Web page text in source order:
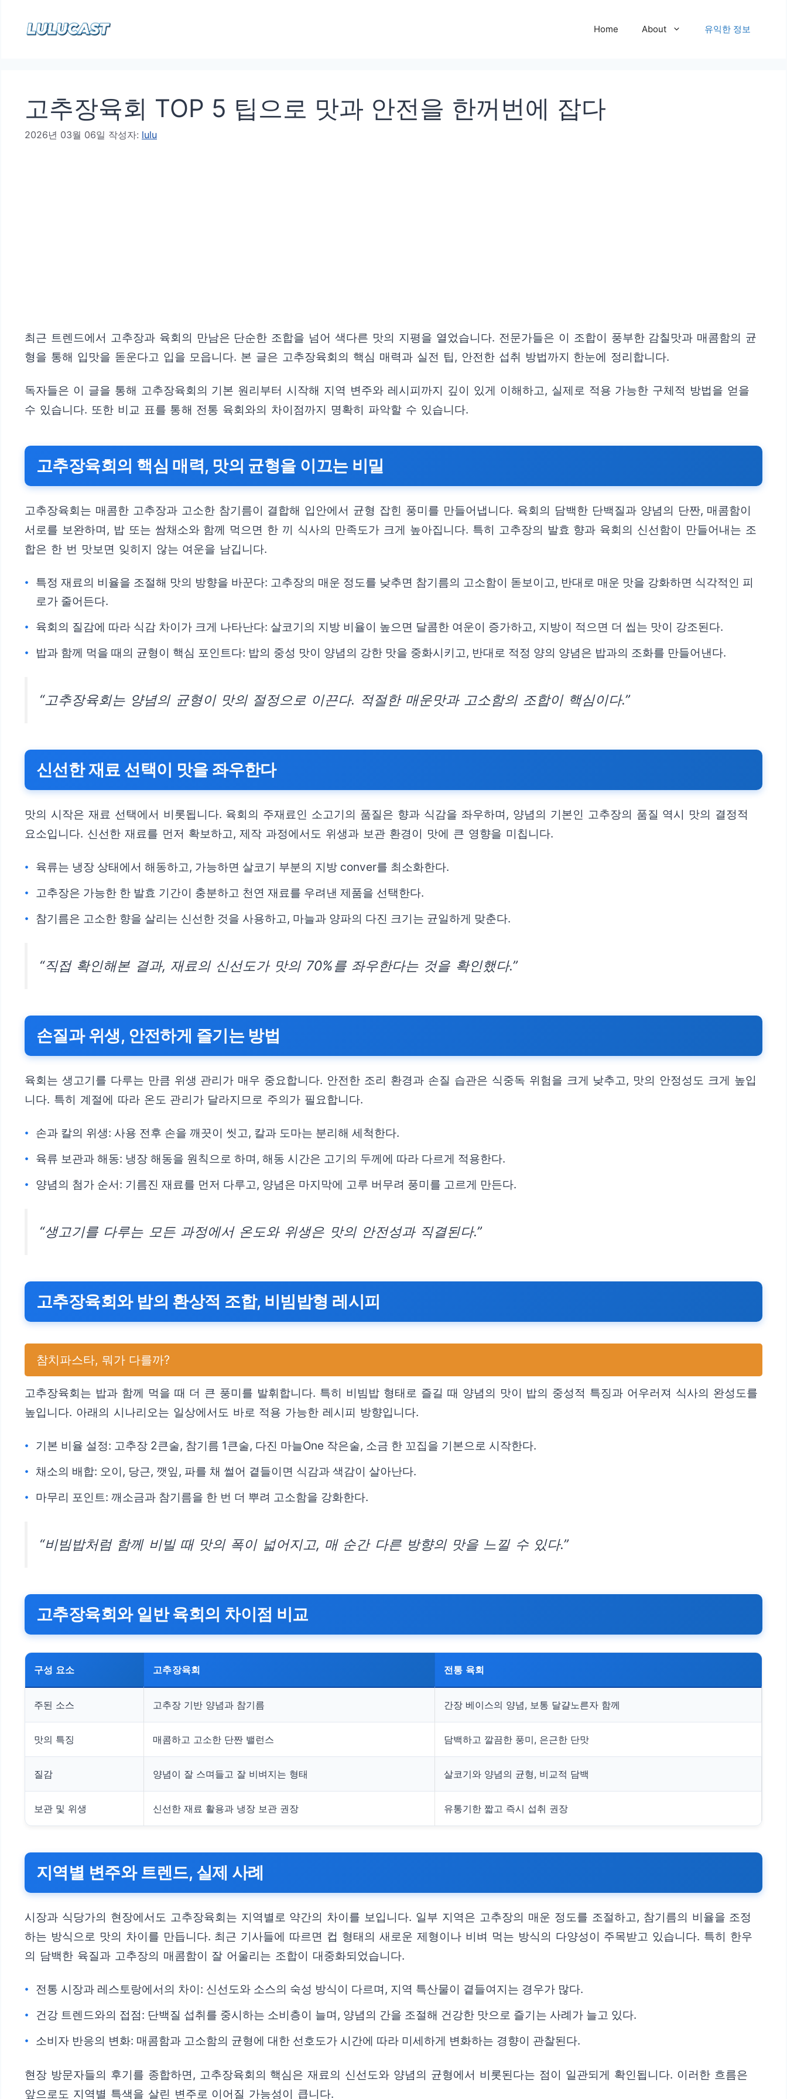
Home About 유익한 정보
고추장육회 TOP 5 팁으로 맛과 안전을 한꺼번에 잡다
2026년 03월 06일 작성자: lulu
최근 트렌드에서 고추장과 육회의 만남은 단순한 조합을 넘어 색다른 맛의 지평을 열었습니다. 전문가들은 이 조합이 풍부한 감칠맛과 매콤함의 균
형을 통해 입맛을 돋운다고 입을 모읍니다. 본 글은 고추장육회의 핵심 매력과 실전 팁, 안전한 섭취 방법까지 한눈에 정리합니다.
독자들은 이 글을 통해 고추장육회의 기본 원리부터 시작해 지역 변주와 레시피까지 깊이 있게 이해하고, 실제로 적용 가능한 구체적 방법을 얻을
수 있습니다. 또한 비교 표를 통해 전통 육회와의 차이점까지 명확히 파악할 수 있습니다.
고추장육회의 핵심 매력, 맛의 균형을 이끄는 비밀
고추장육회는 매콤한 고추장과 고소한 참기름이 결합해 입안에서 균형 잡힌 풍미를 만들어냅니다. 육회의 담백한 단백질과 양념의 단짠, 매콤함이
서로를 보완하며, 밥 또는 쌈채소와 함께 먹으면 한 끼 식사의 만족도가 크게 높아집니다. 특히 고추장의 발효 향과 육회의 신선함이 만들어내는 조
합은 한 번 맛보면 잊히지 않는 여운을 남깁니다.
특정 재료의 비율을 조절해 맛의 방향을 바꾼다: 고추장의 매운 정도를 낮추면 참기름의 고소함이 돋보이고, 반대로 매운 맛을 강화하면 식각적인 피
로가 줄어든다.
육회의 질감에 따라 식감 차이가 크게 나타난다: 살코기의 지방 비율이 높으면 달콤한 여운이 증가하고, 지방이 적으면 더 씹는 맛이 강조된다.
밥과 함께 먹을 때의 균형이 핵심 포인트다: 밥의 중성 맛이 양념의 강한 맛을 중화시키고, 반대로 적정 양의 양념은 밥과의 조화를 만들어낸다.
“고추장육회는 양념의 균형이 맛의 절정으로 이끈다. 적절한 매운맛과 고소함의 조합이 핵심이다.”
신선한 재료 선택이 맛을 좌우한다
맛의 시작은 재료 선택에서 비롯됩니다. 육회의 주재료인 소고기의 품질은 향과 식감을 좌우하며, 양념의 기본인 고추장의 품질 역시 맛의 결정적
요소입니다. 신선한 재료를 먼저 확보하고, 제작 과정에서도 위생과 보관 환경이 맛에 큰 영향을 미칩니다.
육류는 냉장 상태에서 해동하고, 가능하면 살코기 부분의 지방 conver를 최소화한다.
고추장은 가능한 한 발효 기간이 충분하고 천연 재료를 우려낸 제품을 선택한다.
참기름은 고소한 향을 살리는 신선한 것을 사용하고, 마늘과 양파의 다진 크기는 균일하게 맞춘다.
“직접 확인해본 결과, 재료의 신선도가 맛의 70%를 좌우한다는 것을 확인했다.”
손질과 위생, 안전하게 즐기는 방법
육회는 생고기를 다루는 만큼 위생 관리가 매우 중요합니다. 안전한 조리 환경과 손질 습관은 식중독 위험을 크게 낮추고, 맛의 안정성도 크게 높입
니다. 특히 계절에 따라 온도 관리가 달라지므로 주의가 필요합니다.
손과 칼의 위생: 사용 전후 손을 깨끗이 씻고, 칼과 도마는 분리해 세척한다.
육류 보관과 해동: 냉장 해동을 원칙으로 하며, 해동 시간은 고기의 두께에 따라 다르게 적용한다.
양념의 첨가 순서: 기름진 재료를 먼저 다루고, 양념은 마지막에 고루 버무려 풍미를 고르게 만든다.
“생고기를 다루는 모든 과정에서 온도와 위생은 맛의 안전성과 직결된다.”
고추장육회와 밥의 환상적 조합, 비빔밥형 레시피
참치파스타, 뭐가 다를까?
고추장육회는 밥과 함께 먹을 때 더 큰 풍미를 발휘합니다. 특히 비빔밥 형태로 즐길 때 양념의 맛이 밥의 중성적 특징과 어우러져 식사의 완성도를
높입니다. 아래의 시나리오는 일상에서도 바로 적용 가능한 레시피 방향입니다.
기본 비율 설정: 고추장 2큰술, 참기름 1큰술, 다진 마늘One 작은술, 소금 한 꼬집을 기본으로 시작한다.
채소의 배합: 오이, 당근, 깻잎, 파를 채 썰어 곁들이면 식감과 색감이 살아난다.
마무리 포인트: 깨소금과 참기름을 한 번 더 뿌려 고소함을 강화한다.
“비빔밥처럼 함께 비빌 때 맛의 폭이 넓어지고, 매 순간 다른 방향의 맛을 느낄 수 있다.”
고추장육회와 일반 육회의 차이점 비교
구성 요소 고추장육회 전통 육회
주된 소스 고추장 기반 양념과 참기름 간장 베이스의 양념, 보통 달걀노른자 함께
맛의 특징 매콤하고 고소한 단짠 밸런스 담백하고 깔끔한 풍미, 은근한 단맛
질감 양념이 잘 스며들고 잘 비벼지는 형태 살코기와 양념의 균형, 비교적 담백
보관 및 위생 신선한 재료 활용과 냉장 보관 권장 유통기한 짧고 즉시 섭취 권장
지역별 변주와 트렌드, 실제 사례
시장과 식당가의 현장에서도 고추장육회는 지역별로 약간의 차이를 보입니다. 일부 지역은 고추장의 매운 정도를 조절하고, 참기름의 비율을 조정
하는 방식으로 맛의 차이를 만듭니다. 최근 기사들에 따르면 컵 형태의 새로운 제형이나 비벼 먹는 방식의 다양성이 주목받고 있습니다. 특히 한우
의 담백한 육질과 고추장의 매콤함이 잘 어울리는 조합이 대중화되었습니다.
전통 시장과 레스토랑에서의 차이: 신선도와 소스의 숙성 방식이 다르며, 지역 특산물이 곁들여지는 경우가 많다.
건강 트렌드와의 접점: 단백질 섭취를 중시하는 소비층이 늘며, 양념의 간을 조절해 건강한 맛으로 즐기는 사례가 늘고 있다.
소비자 반응의 변화: 매콤함과 고소함의 균형에 대한 선호도가 시간에 따라 미세하게 변화하는 경향이 관찰된다.
현장 방문자들의 후기를 종합하면, 고추장육회의 핵심은 재료의 신선도와 양념의 균형에서 비롯된다는 점이 일관되게 확인됩니다. 이러한 흐름은
앞으로도 지역별 특색을 살린 변주로 이어질 가능성이 큽니다.